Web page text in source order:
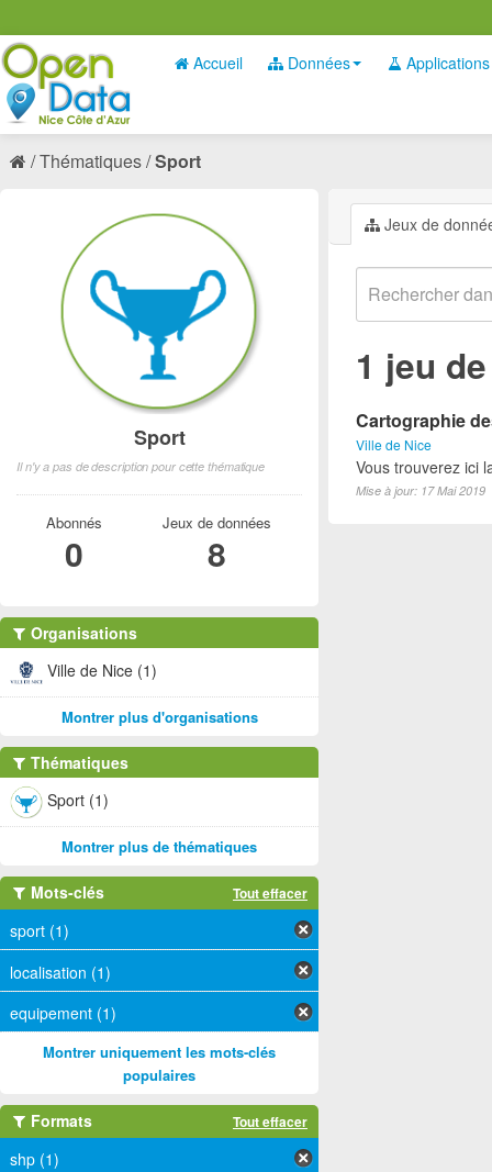
Accueil Données Applications
Thématiques Sport
Jeux de
1 jeu
Cartographie
Ville de Nice
Vous trouverez ici
Mise à jour: 17 Mai 2019
Sport
Il n'y a pas de description pour cette thématique
Abonnés
0
Jeux de données
8
Organisations
Ville de Nice (1)
Montrer plus d'organisations
Thématiques
Sport (1)
Montrer plus de thématiques
Mots-clés Tout effacer
sport (1)
localisation (1)
equipement (1)
Montrer uniquement les mots-clés
populaires
Formats Tout effacer
shp (1)